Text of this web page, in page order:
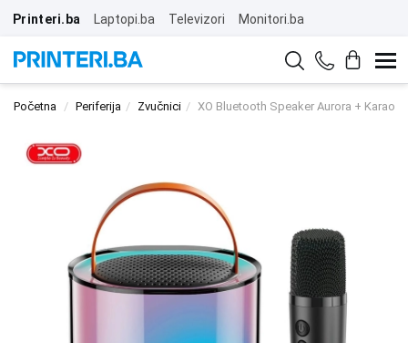
Printeri.ba Laptopi.ba Televizori Monitori.ba
Početna Periferija Zvučnici XO Bluetooth Speaker Aurora +